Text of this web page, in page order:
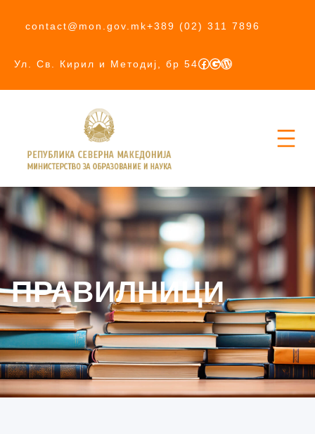
contact@mon.gov.mk+389 (02) 311 7896
Ул. Св. Кирил и Методиј, бр 54
ПРАВИЛНИЦИ